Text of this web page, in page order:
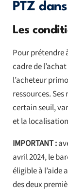
PTZ
Les
Pour prétendre
cadre de
l’acheteur
ressources.
certain seuil,
et la
IMPORTANT :
avril 2024, le
éligible à l’aide
des deux